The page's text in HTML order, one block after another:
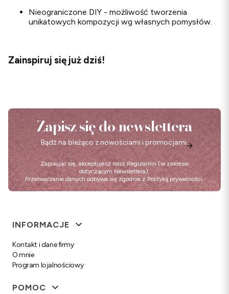
Nieograniczone DIY - możliwość tworzenia
unikatowych kompozycji wg własnych pomysłów.
Zainspiruj się już dziś!
Zapisz się do newslettera
Bądź na bieżąco z nowościami i promocjami.
Zapisując się, akceptujesz nasz Regulamin (w zakresie
dotyczącym Newslettera).
Przetwarzanie danych odbywa się zgodnie z Polityką prywatności.
Linki w stopce
INFORMACJE
Kontakt i dane firmy
O mnie
Program lojalnościowy
POMOC